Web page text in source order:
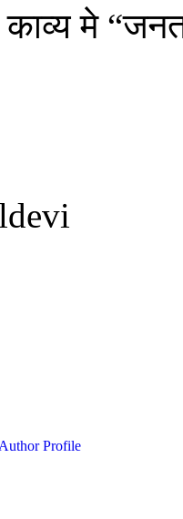
मे
Author Profile